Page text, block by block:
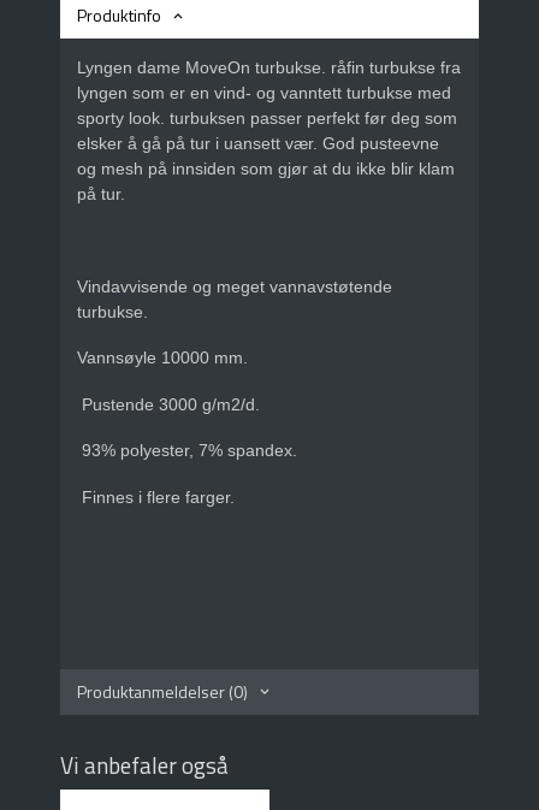
Produktinfo
Lyngen dame MoveOn turbukse. råfin turbukse fra
lyngen som er en vind- og vanntett turbukse med
sporty look. turbuksen passer perfekt før deg som
elsker å gå på tur i uansett vær. God pusteevne
og mesh på innsiden som gjør at du ikke blir klam
på tur.
Vindavvisende og meget vannavstøtende
turbukse.
Vannsøyle 10000 mm.
Pustende 3000 g/m2/d.
93% polyester, 7% spandex.
Finnes i flere farger.
Produktanmeldelser (0)
Vi anbefaler også